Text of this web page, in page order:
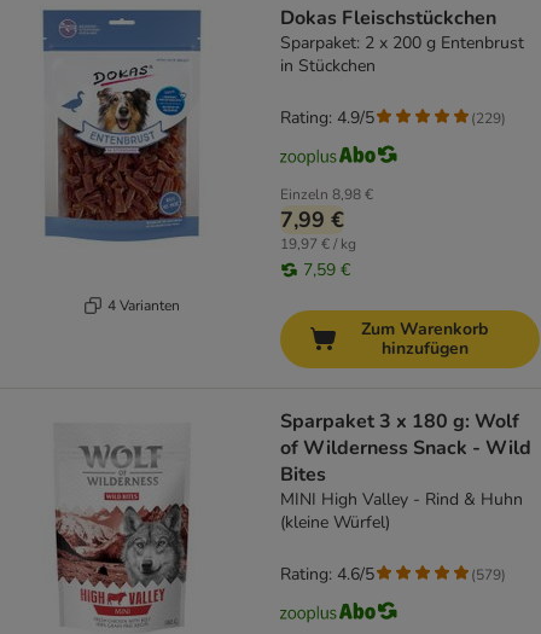
4 Varianten
Dokas Fleischstückchen
Sparpaket: 2 x 200 g Entenbrust
in Stückchen
Einzeln 8,98 €
7,99 €
19,97 € / kg
7,59 €
Rating: 4.9/5 (229)
Zum Warenkorb
hinzufügen
Sparpaket 3 x 180 g: Wolf
of Wilderness Snack - Wild
Bites
MINI High Valley - Rind & Huhn
(kleine Würfel)
Rating: 4.6/5 (579)